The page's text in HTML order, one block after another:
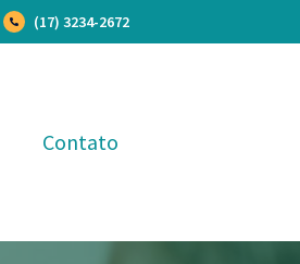
(17) 3234-2672
Contato